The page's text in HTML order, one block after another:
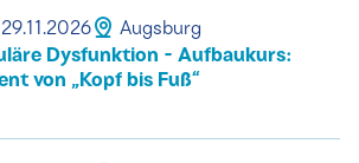
Augsburg
Dysfunktion - Aufbaukurs:
von „Kopf bis Fuß“